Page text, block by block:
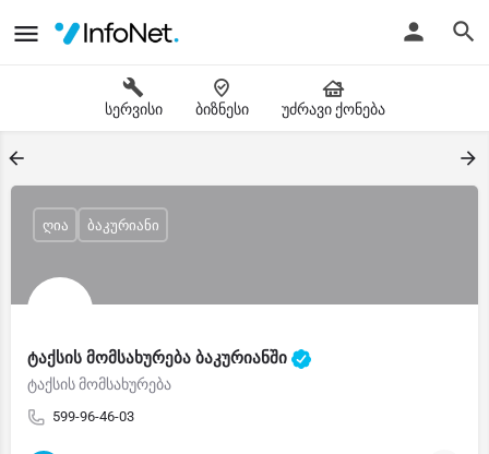
სერვისი ბიზნესი უძრავი ქონება
ტაქსის მომსახურება ბაკურიანში
ტაქსის მომსახურება
599-96-46-03
ღია ბაკურიანი